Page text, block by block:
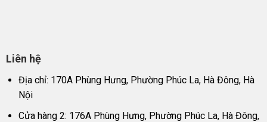
Liên hệ
Địa chỉ: 170A Phùng Hưng, Phường Phúc La, Hà Đông, Hà
Nội
Cửa hàng 2: 176A Phùng Hưng, Phường Phúc La, Hà Đông,